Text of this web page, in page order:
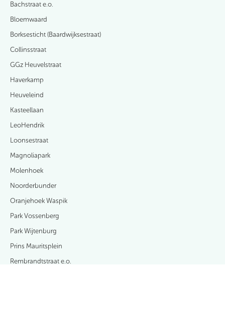
Bachstraat e.o.
Bloemwaard
Borksesticht (Baardwijksestraat)
Collinsstraat
GGz Heuvelstraat
Haverkamp
Heuveleind
Kasteellaan
LeoHendrik
Loonsestraat
Magnoliapark
Molenhoek
Noorderbunder
Oranjehoek Waspik
Park Vossenberg
Park Wijtenburg
Prins Mauritsplein
Rembrandtstraat e.o.